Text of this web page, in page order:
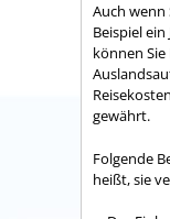
Auch wenn
Beispiel
können Sie
gewährt.
Folgende
heißt, sie